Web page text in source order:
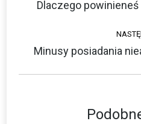
wpisów
Dlaczego
Minusy posiadania